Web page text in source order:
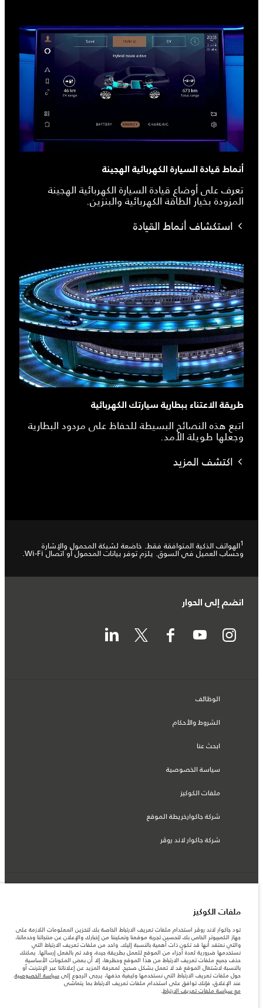
أنماط قيادة السيارة الكهربائية الهجينة
تعرف على أوضاع قيادة السيارة الكهربائية الهجينة
المزودة بخيار الطاقة الكهربائية والبنزين.
استكشاف أنماط القيادة
طريقة الاعتناء ببطارية سيارتك الكهربائية
اتبع هذه النصائح البسيطة للحفاظ على مردود البطارية
وجعلها طويلة الأمد.
اكتشف المزيد
1الهواتف الذكية المتوافقة فقط. خاضعة لشبكة المحمول والإشارة
وحساب العميل في السوق. يلزم توفر بيانات المحمول أو اتصال Wi-Fi.
انضم إلى الحوار
الوظائف
الشروط والأحكام
ابحث عنا
سياسة الخصوصية
ملفات الكوكيز
شركة جاكوارخريطة الموقع
شركة جاكوار لاند روڤر
تونس, ألفا انترناسيونال تونس
المعلومات والمواصفات والأسعار والألوان المذكورة على هذا الموقع قد تختلف من بلد إلى
آخر، كما أنّها قد تتغير بدون إشعار مسبق. الرجاء التواصل مع وكيلنا المحلي للتأكد من توفّرها
والتحقق من الأسعار.
الأرقام المقدمة هي نتيجة لاختبارات المصنع الرسمية وفقاً لتشريعات الاتحاد الأوروبي. قد
يتباين استهلك الوقود الفعلي للمركبة عن ذلك المتحقق في تلك الاختبارات كما أن هذه
الأرقام بغرض المقارنة فحسب.
ملاحظة مهمة حول الصور والمواصفات. إن النقص العالمي في أشباه الموصلات يؤثر حاليًا
في مواصفات تصميم السيارات وتوفر الخيارات وتوقيتات التصاميم. هذا ظرف ديناميكي
ملفات الكوكيز
تود جاكوار لاند روڤر استخدام ملفات تعريف الارتباط الخاصة بك لتخزين المعلومات اللازمة على
جهاز الكمبيوتر الخاص بك لتحسين تجربة موقعنا وتمكيننا من إخبارك والإعلان عن منتجاتنا وخدماتنا،
والتي نعتقد أنها قد تكون ذات أهمية بالنسبة إليك. واحد من ملفات تعريف الارتباط التي
نستخدمها ضرورية لعدة أجزاء من الموقع للعمل بطريقة جيدة، وقد تم بالفعل إرسالها. يمكنك
حذف جميع ملفات تعريف الارتباط من هذا الموقع وحظرها، إلا أن بعض المكونات الأساسية
بالنسبة لاشتغال الموقع قد لا تعمل بشكل صحيح. لمعرفة المزيد عن إعلاناتنا عبر الإنترنت أو
حول ملفات تعريف الارتباط التي نستخدمها وكيفية حذفها، يرجى الرجوع إلى سياسة الخصوصية.
عند الإغلاق، فإنك توافق على استخدام ملفات تعريف الارتباط بما يتماشى
مع سياسة ملفات تعريف الارتباط.